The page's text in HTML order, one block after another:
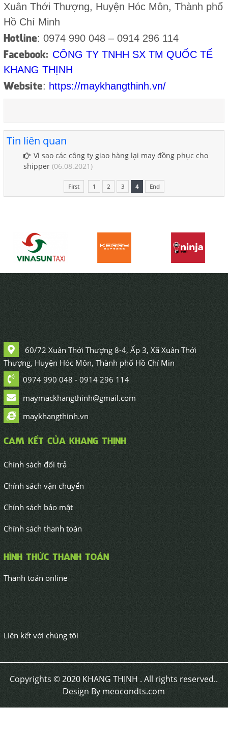
Xuân Thới Thượng, Huyện Hóc Môn, Thành phố
Hồ Chí Minh
Hotline: 0974 990 048 – 0914 296 114
Facebook: CÔNG TY TNHH SX TM QUỐC TẾ
KHANG THỊNH
Website: https://maykhangthinh.vn/
Tin liên quan
Vì sao các công ty giao hàng lại may đồng phục cho
shipper(06.08.2021)
First 1 2 3 4 End
60/72 Xuân Thới Thượng 8-4, Ấp 3, Xã Xuân Thới
Thượng, Huyện Hóc Môn, Thành phố Hồ Chí Min
0974 990 048 - 0914 296 114
maymackhangthinh@gmail.com
maykhangthinh.vn
CAM KẾT CỦA KHANG THỊNH
Chính sách đổi trả
Chính sách vận chuyển
Chính sách bảo mật
Chính sách thanh toán
HÌNH THỨC THANH TOÁN
Thanh toán online
Liên kết với chúng tôi
Copyrights © 2020 KHANG THỊNH . All rights reserved..
Design By meocondts.com